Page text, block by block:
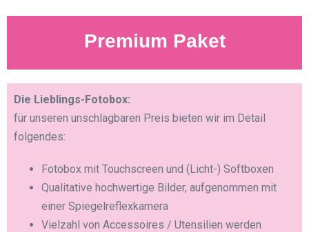
Premium Paket
Die Lieblings-Fotobox:
für unseren unschlagbaren Preis bieten wir im Detail
folgendes:
Fotobox mit Touchscreen und (Licht-) Softboxen
Qualitative hochwertige Bilder, aufgenommen mit
einer Spiegelreflexkamera
Vielzahl von Accessoires / Utensilien werden